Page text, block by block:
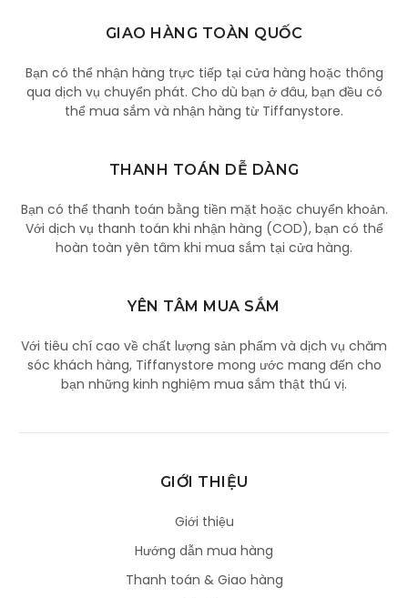
GIAO HÀNG TOÀN QUỐC
Bạn có thể nhận hàng trực tiếp tại cửa hàng hoặc thông
qua dịch vụ chuyển phát. Cho dù bạn ở đâu, bạn đều có
thể mua sắm và nhận hàng từ Tiffanystore.
THANH TOÁN DỄ DÀNG
Bạn có thể thanh toán bằng tiền mặt hoặc chuyển khoản.
Với dịch vụ thanh toán khi nhận hàng (COD), bạn có thể
hoàn toàn yên tâm khi mua sắm tại cửa hàng.
YÊN TÂM MUA SẮM
Với tiêu chí cao về chất lượng sản phẩm và dịch vụ chăm
sóc khách hàng, Tiffanystore mong ước mang đến cho
bạn những kinh nghiệm mua sắm thật thú vị.
GIỚI THIỆU
Giới thiệu
Hướng dẫn mua hàng
Thanh toán & Giao hàng